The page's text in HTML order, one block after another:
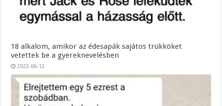
18 alkalom, amikor az édesapák sajátos trükköket
vetettek be a gyereknevelésben
2022-06-12